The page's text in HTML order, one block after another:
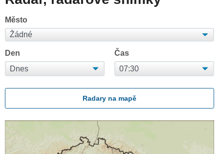
Město
Den Čas
Radary na mapě